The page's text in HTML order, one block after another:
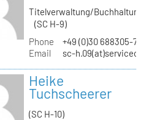
Titelverwaltung/
(SC H-9)
Phone
+49 (0)30 688305-
Email
sc-
Heike
Tuchscheerer
(SC H-10)